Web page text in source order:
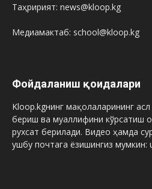
Таҳририят: news@kloop.kg
Медиамактаб: school@kloop.kg
Фойдаланиш қоидалари
Kloop.kgнинг мақолаларининг
бериш ва муаллифини кўрсатиш
рухсат берилади. Видео ҳамда
ушбу почтага ёзишингиз мумкин: